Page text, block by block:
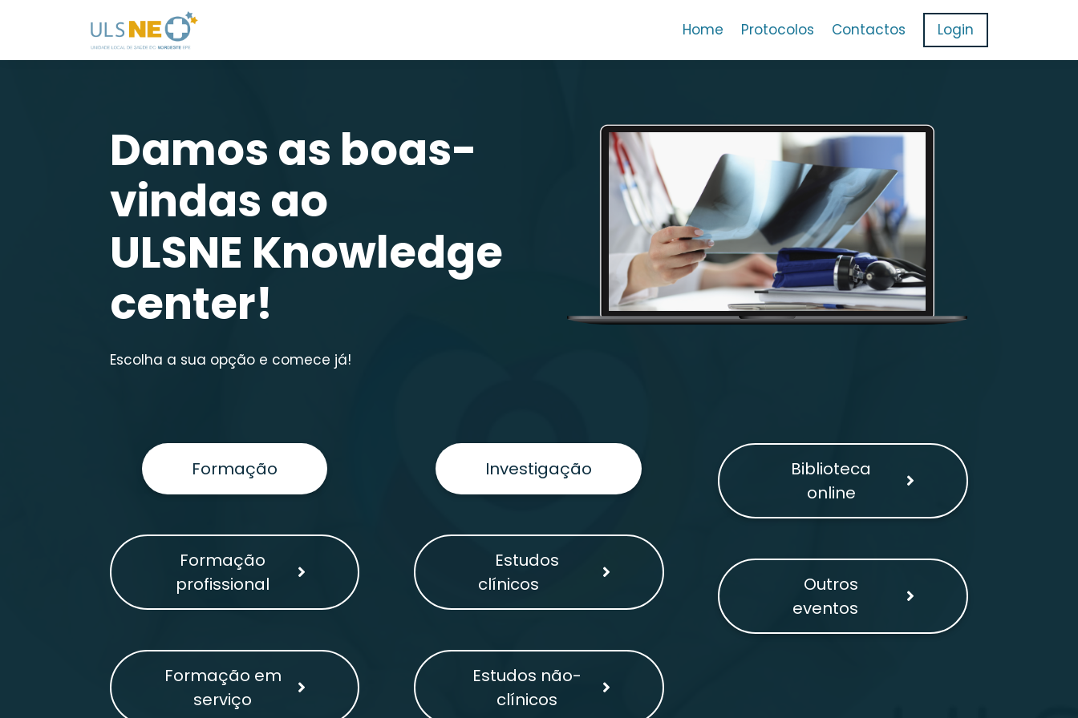
Home Protocolos Contactos Login
Damos as boas-
vindas ao
ULSNE Knowledge
center!
Escolha a sua opção e comece já!
Formação
Formação
profissional
Formação em
serviço
Investigação
Estudos
clínicos
Estudos não-
clínicos
Biblioteca
online
Outros
eventos